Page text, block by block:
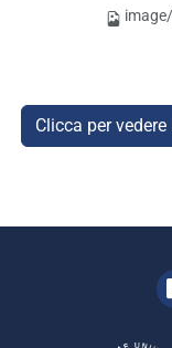
Clicca per